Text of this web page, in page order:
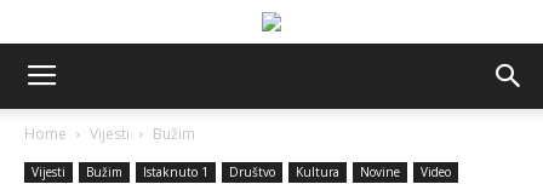
Home Vijesti Bužim
Vijesti Bužim Istaknuto 1 Društvo Kultura Novine Video